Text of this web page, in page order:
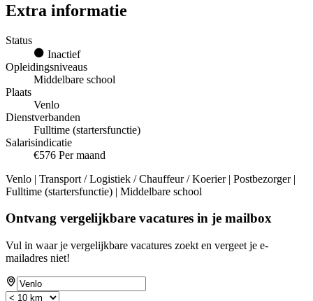
Extra informatie
Status
Inactief
Opleidingsniveaus
Middelbare school
Plaats
Venlo
Dienstverbanden
Fulltime (startersfunctie)
Salarisindicatie
€576 Per maand
Venlo | Transport / Logistiek / Chauffeur / Koerier | Postbezorger |
Fulltime (startersfunctie) | Middelbare school
Ontvang vergelijkbare vacatures in je mailbox
Vul in waar je vergelijkbare vacatures zoekt en vergeet je e-
mailadres niet!